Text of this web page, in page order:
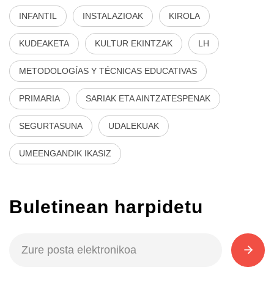
INFANTIL INSTALAZIOAK KIROLA
KUDEAKETA KULTUR EKINTZAK LH
METODOLOGÍAS Y TÉCNICAS EDUCATIVAS
PRIMARIA SARIAK ETA AINTZATESPENAK
SEGURTASUNA UDALEKUAK
UMEENGANDIK IKASIZ
Buletinean harpidetu